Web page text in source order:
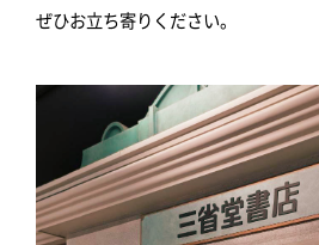
ぜひお立ち寄りください。